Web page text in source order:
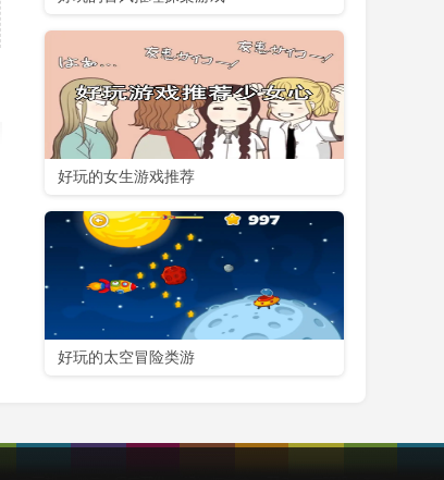
好玩的女生游戏推荐
好玩的太空冒险类游